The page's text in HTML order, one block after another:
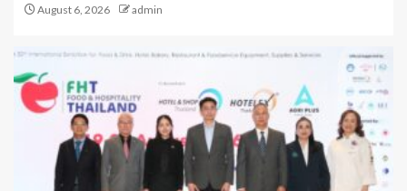
August 6, 2026 admin